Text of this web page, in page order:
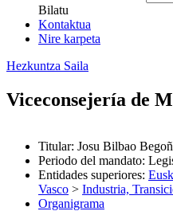
Bilatu
Kontaktua
Nire karpeta
Hezkuntza Saila
Viceconsejería de
Titular: Josu Bilbao
Periodo del mandato:
Entidades superiores:
Vasco > Industria,
Organigrama